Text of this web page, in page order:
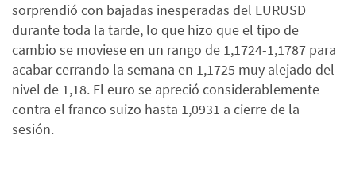
sorprendió con bajadas inesperadas del EURUSD
durante toda la tarde, lo que hizo que el tipo de
cambio se moviese en un rango de 1,1724-1,1787 para
acabar cerrando la semana en 1,1725 muy alejado del
nivel de 1,18. El euro se apreció considerablemente
contra el franco suizo hasta 1,0931 a cierre de la
sesión.